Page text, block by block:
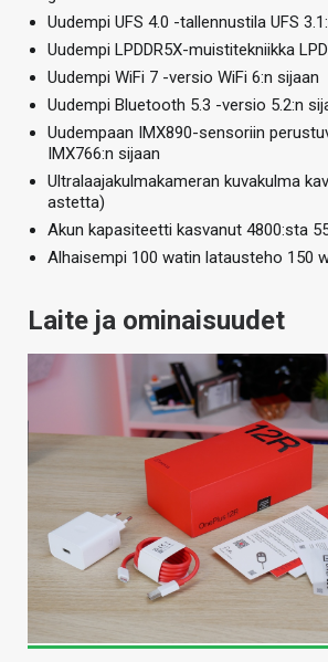
Uudempi UFS 4.0 -tallennustila UFS
Uudempi LPDDR5X-muistitekniikka
Uudempi WiFi 7 -versio WiFi 6:n sijaan
Uudempi Bluetooth 5.3 -versio 5.2:n
Uudempaan IMX890-sensoriin
IMX766:n sijaan
Ultralaajakulmakameran kuvakulma
astetta)
Akun kapasiteetti kasvanut 4800:sta
Alhaisempi 100 watin latausteho 150
Laite ja ominaisuudet